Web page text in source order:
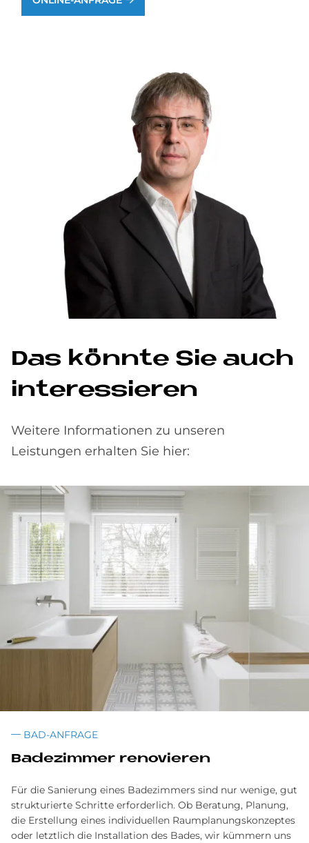
Das könn­te Sie auch
in­ter­es­sie­ren
Weitere Informationen zu unseren
Leistungen erhalten Sie hier:
BAD-ANFRAGE
Badezimmer renovieren
Für die Sanierung eines Badezimmers sind nur wenige, gut
strukturierte Schritte erforderlich. Ob Beratung, Planung,
die Erstellung eines individuellen Raumplanungskonzeptes
oder letztlich die Installation des Bades, wir kümmern uns